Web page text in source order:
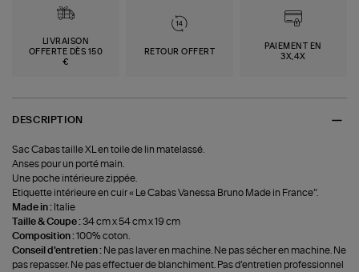
LIVRAISON
OFFERTE DÈS 150
€
RETOUR OFFERT
PAIEMENT EN
3X,4X
DESCRIPTION
Sac Cabas taille XL en toile de lin matelassé.
Anses pour un porté main.
Une poche intérieure zippée.
Etiquette intérieure en cuir « Le Cabas Vanessa Bruno Made in France”.
Made in : Italie
Taille & Coupe :34 cm x 54 cm x 19 cm
Composition :100% coton.
Conseil d'entretien : Ne pas laver en machine. Ne pas sécher en machine. Ne
pas repasser. Ne pas effectuer de blanchiment. Pas d’entretien professionnel